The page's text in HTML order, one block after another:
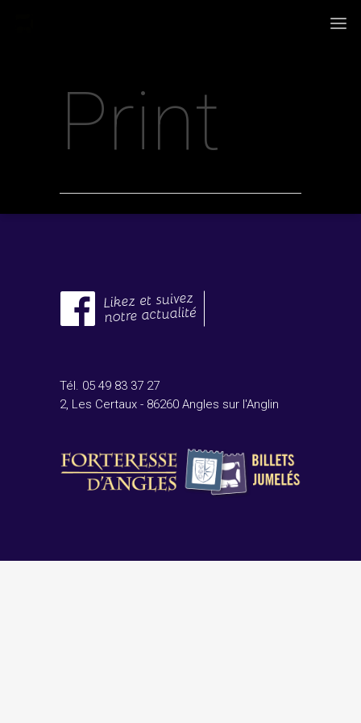
Print
Tél. 05 49 83 37 27
2, Les Certaux - 86260 Angles sur l'Anglin